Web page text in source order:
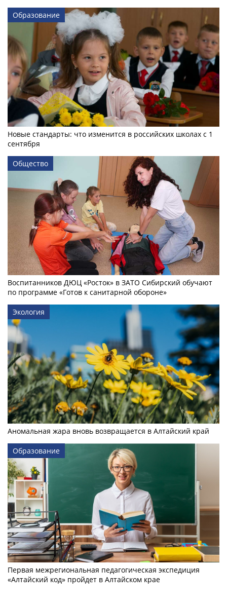
Образование
Новые стандарты: что изменится в российских школах с 1
сентября
Общество
Воспитанников ДЮЦ «Росток» в ЗАТО Сибирский обучают
по программе «Готов к санитарной обороне»
Экология
Аномальная жара вновь возвращается в Алтайский край
Образование
Первая межрегиональная педагогическая экспедиция
«Алтайский код» пройдет в Алтайском крае